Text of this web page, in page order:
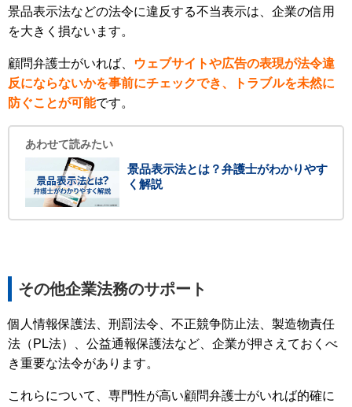
景品表示法などの法令に違反する不当表示は、企業の信用
を大きく損ないます。
顧問弁護士がいれば、
ウェブサイトや広告の表現が法令違
反にならないかを事前にチェックでき、トラブルを未然に
防ぐことが可能です。
あわせて読みたい
景品表示法とは？弁護士がわかりやす
く解説
その他企業法務のサポート
個人情報保護法、刑罰法令、不正競争防止法、製造物責任
法（PL法）、公益通報保護法など、企業が押さえておくべ
き重要な法令があります。
これらについて、専門性が高い顧問弁護士がいれば的確に